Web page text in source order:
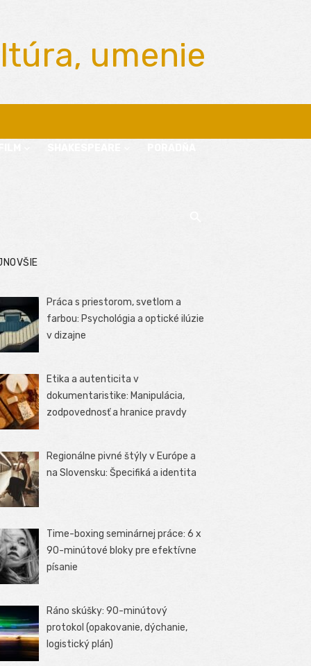
umenie
Práca s priestorom, svetlom a
farbou: Psychológia a optické ilúzie
v dizajne
Etika a autenticita v
dokumentaristike: Manipulácia,
zodpovednosť a hranice pravdy
Regionálne pivné štýly v Európe a
na Slovensku: Špecifiká a identita
Time-boxing seminárnej práce: 6 x
90-minútové bloky pre efektívne
písanie
Ráno skúšky: 90-minútový
protokol (opakovanie, dýchanie,
logistický plán)